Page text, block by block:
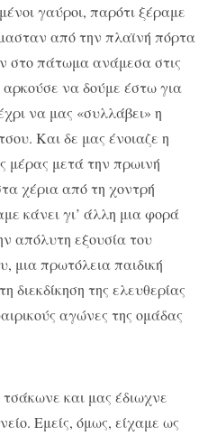
γαύροι, παρότι ξέραμε
από την πλαϊνή πόρτα
στο πάτωμα ανάμεσα στις
αρκούσε να δούμε έστω για
να μας «συλλάβει» η
Και δε μας ένοιαζε η
μέρας μετά την πρωινή
χέρια από τη χοντρή
κάνει γι’ άλλη μια φορά
απόλυτη εξουσία του
μια πρωτόλεια παιδική
διεκδίκηση της ελευθερίας
αγώνες της ομάδας
και μας έδιωχνε
Εμείς, όμως, είχαμε ως